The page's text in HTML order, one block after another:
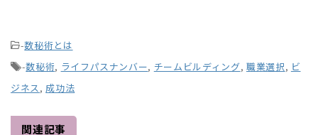
-数秘術とは
-数秘術, ライフパスナンバー, チームビルディング, 職業選択, ビ
ジネス,成功法
関連記事